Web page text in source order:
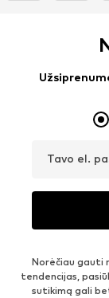
Tavo el.
Norėčiau gauti
tendencijas,
sutikimą gali